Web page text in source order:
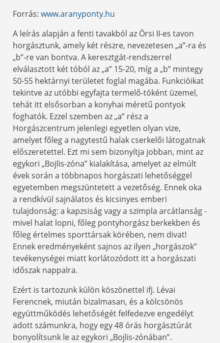
Forrás: www.aranyponty.hu
A leírás alapján a fenti tavakból az Örsi II-es tavon
horgásztunk, amely két részre, nevezetesen „a”-ra és
„b”-re van bontva. A keresztgát-rendszerrel
elválasztott két tóból az „a” 15-20, míg a „b” mintegy
50-55 hektárnyi területet foglal magába. Funkcióikat
tekintve az utóbbi egyfajta termelő-tóként üzemel,
tehát itt elsősorban a konyhai méretű pontyok
foghatók. Ezzel szemben az „a” rész a
Horgászcentrum jelenlegi egyetlen olyan vize,
amelyet főleg a nagytestű halak cserkelői látogatnak
előszeretettel. Ezt mi sem bizonyítja jobban, mint az
egykori „Bojlis-zóna” kialakítása, amelyet az elmúlt
évek során a többnapos horgászati lehetőséggel
egyetemben megszüntetett a vezetőség. Ennek oka
a rendkívül sajnálatos és kicsinyes emberi
tulajdonság: a kapzsiság vagy a szimpla arcátlanság -
mivel halat lopni, főleg pontyhorgász berkekben és
főleg értelmes sporttársak körében, nem divat!
Ennek eredményeként sajnos az ilyen „horgászok”
tevékenységei miatt korlátozódott itt a horgászati
időszak nappalra.
Ezért is tartozunk külön köszönettel ifj. Lévai
Ferencnek, miután bizalmasan, és a kölcsönös
együttműködés lehetőségét felfedezve engedélyt
adott számunkra, hogy egy 48 órás horgásztúrát
bonyolítsunk le az egykori „Bojlis-zónában”.